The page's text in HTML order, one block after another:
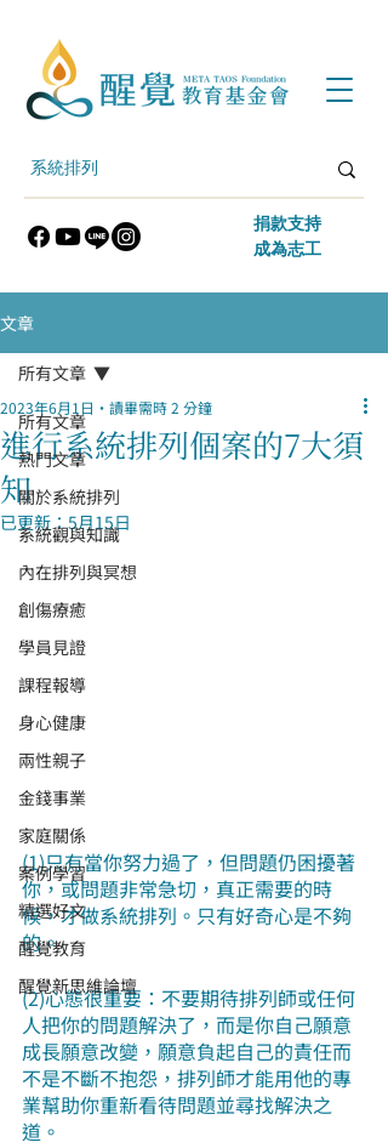
​捐款支持
​成為志工
文章
所有文章
熱門文章
關於系統排列
系統觀與知識
內在排列與冥想
創傷療癒
學員見證
課程報導
身心健康
兩性親子
金錢事業
家庭關係
案例學習
精選好文
醒覺教育
醒覺新思維論壇
所有文章
進行系統排列個案的7大須
知
2023年6月1日 讀畢需時 2 分鐘
已更新：5月15日
(1)只有當你努力過了，但問題仍困擾著
你，或問題非常急切，真正需要的時
候，才做系統排列。只有好奇心是不夠
的。
(2)心態很重要：不要期待排列師或任何
人把你的問題解決了，而是你自己願意
成長願意改變，願意負起自己的責任而
不是不斷不抱怨，排列師才能用他的專
業幫助你重新看待問題並尋找解決之
道。